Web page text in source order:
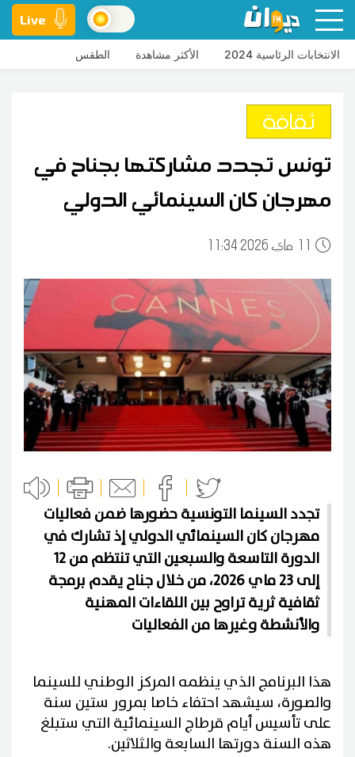
Live
الانتخابات الرئاسية 2024 الأكثر مشاهدة الطقس
ثقافة
تونس تجدد مشاركتها بجناح في
مهرجان كان السينمائي الدولي
11 11:34 2026 ماي
تجدد السينما التونسية حضورها ضمن فعاليات
مهرجان كان السينمائي الدولي إذ تشارك في
الدورة التاسعة والسبعين التي تنتظم من 12
إلى 23 ماي 2026، من خلال جناح يقدم برمجة
ثقافية ثرية تراوح بين اللقاءات المهنية
والأنشطة وغيرها من الفعاليات
هذا البرنامج الذي ينظمه المركز الوطني للسينما
والصورة، سيشهد احتفاء خاصا بمرور ستين سنة
على تأسيس أيام قرطاج السينمائية التي ستبلغ
هذه السنة دورتها السابعة والثلاثين.